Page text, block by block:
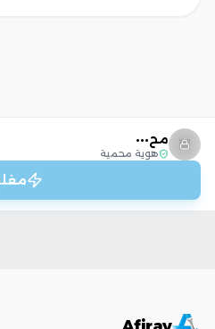
مح•••
هوية محمية